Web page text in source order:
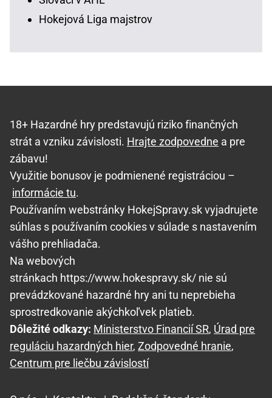
Hokejová Liga majstrov
18+ Hazardné hry predstavujú riziko finančných
strát a vzniku závislosti. Hrajte zodpovedne a pre
zábavu!
Využitie bonusov je podmienené registráciou –
informácie tu.
Používaním webstránky HokejSpravy.sk vyjadrujete
súhlas s používaním cookies v súlade s nastavením
vášho prehliadača.
Na webových
stránkach https://www.hokespravy.sk/ nie sú
prevádzkované hazardné hry ani tu neprebieha
sprostredkovanie akýchkoľvek platieb.
Dôležité odkazy: Ministerstvo Financií SR, Úrad pre
reguláciu hazardných hier, Zodpovedné hranie,
Centrum pre liečbu závislostí